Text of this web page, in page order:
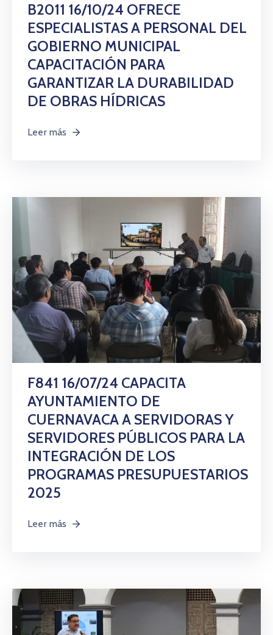
B2011 16/10/24 OFRECE
ESPECIALISTAS A PERSONAL DEL
GOBIERNO MUNICIPAL
CAPACITACIÓN PARA
GARANTIZAR LA DURABILIDAD
DE OBRAS HÍDRICAS
Leer más
F841 16/07/24 CAPACITA
AYUNTAMIENTO DE
CUERNAVACA A SERVIDORAS Y
SERVIDORES PÚBLICOS PARA LA
INTEGRACIÓN DE LOS
PROGRAMAS PRESUPUESTARIOS
2025
Leer más